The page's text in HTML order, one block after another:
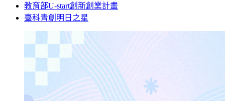
教育部U-start創新創業計畫
臺科青創明日之星